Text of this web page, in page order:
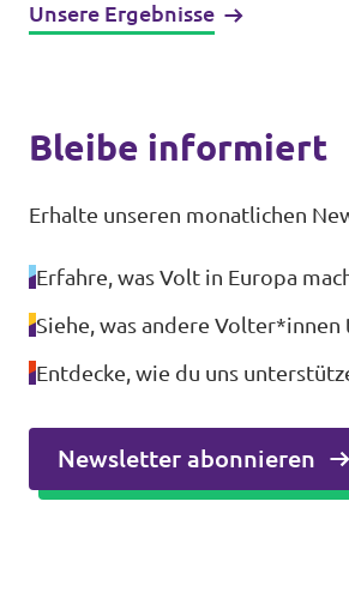
Unsere Ergebnisse
Bleibe informiert
Erhalte unseren monatlichen
Erfahre, was Volt in Europa
Siehe, was andere Volter*innen
Entdecke, wie du uns
Newsletter abonnieren